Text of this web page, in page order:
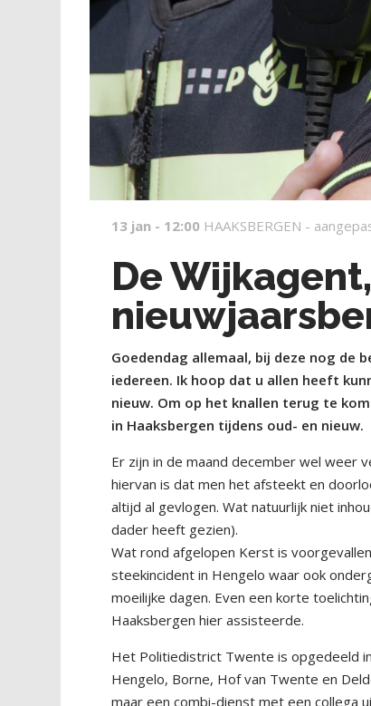
13 jan - 12:00 HAAKSBERGEN -
De Wijkagent,
Goedendag allemaal, bij deze nog de
iedereen. Ik hoop dat u allen heeft
nieuw. Om op het knallen terug te
in Haaksbergen tijdens oud- en nieuw.
Er zijn in de maand december wel weer
hiervan is dat men het afsteekt en
altijd al gevlogen. Wat natuurlijk niet
dader heeft gezien).
Wat rond afgelopen Kerst is
steekincident in Hengelo waar ook
moeilijke dagen. Even een korte
Haaksbergen hier assisteerde.
Het Politiedistrict Twente is opgedeeld
Hengelo, Borne, Hof van Twente en
maar een combi-dienst met een collega